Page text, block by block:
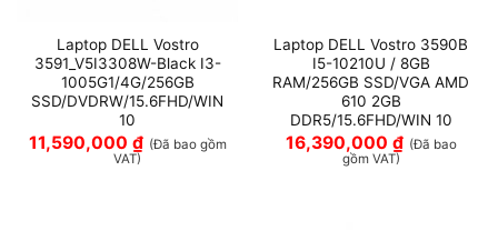
Laptop DELL Vostro
3591_V5I3308W-Black I3-
1005G1/4G/256GB
SSD/DVDRW/15.6FHD/WIN
10
11,590,000 ₫ (Đã bao gồm
VAT)
Laptop DELL Vostro 3590B
I5-10210U / 8GB
RAM/256GB SSD/VGA AMD
610 2GB
DDR5/15.6FHD/WIN 10
16,390,000 ₫ (Đã bao
gồm VAT)